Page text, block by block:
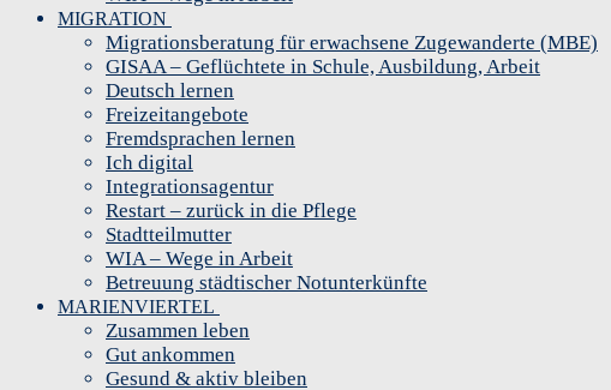
MIGRATION
Migrationsberatung für erwachsene Zugewanderte (MBE)
GISAA – Geflüchtete in Schule, Ausbildung, Arbeit
Deutsch lernen
Freizeitangebote
Fremdsprachen lernen
Ich digital
Integrationsagentur
Restart – zurück in die Pflege
Stadtteilmutter
WIA – Wege in Arbeit
Betreuung städtischer Notunterkünfte
MARIENVIERTEL
Zusammen leben
Gut ankommen
Gesund & aktiv bleiben